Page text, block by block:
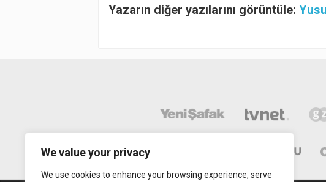
We value your privacy
We use cookies to enhance your browsing experience, serve
Yazarın diğer yazılarını görüntüle: